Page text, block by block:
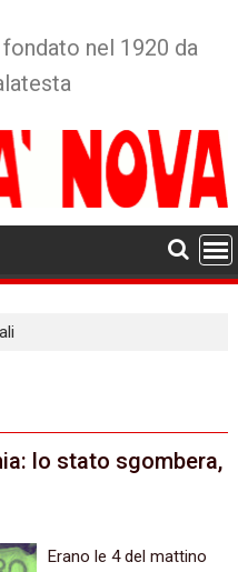
nel 1920 da
lo stato sgombera,
Erano le 4 del mattino